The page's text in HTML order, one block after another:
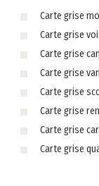
Carte grise
Carte grise
Carte grise
Carte grise
Carte grise
Carte grise
Carte grise
Carte grise